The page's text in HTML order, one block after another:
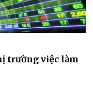
trường việc làm